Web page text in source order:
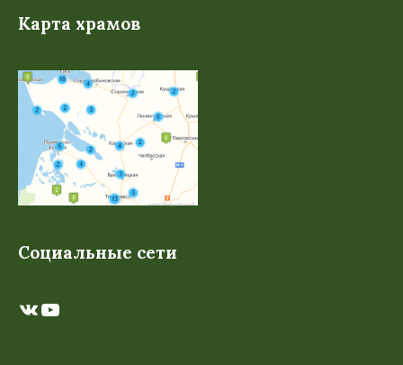
Карта храмов
Социальные сети
ВКонтакте
YouTube